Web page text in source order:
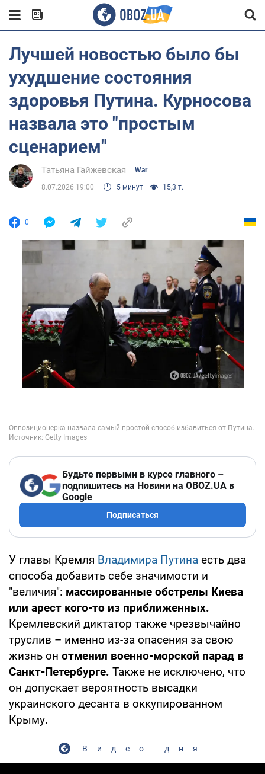
Лучшей новостью было бы
ухудшение состояния
здоровья Путина. Курносова
назвала это "простым
сценарием"
Татьяна Гайжевская War
8.07.2026 19:00 5 минут 15,3 т.
0
Будьте первыми в курсе главного –
подпишитесь на Новини на OBOZ.UA в
Google
Подписаться
У главы Кремля Владимира Путина есть два
способа добавить себе значимости и
"величия": массированные обстрелы Киева
или арест кого-то из приближенных.
Кремлевский диктатор также чрезвычайно
труслив – именно из-за опасения за свою
жизнь он отменил военно-морской парад в
Санкт-Петербурге. Также не исключено, что
он допускает вероятность высадки
украинского десанта в оккупированном
Крыму.
Видео дня